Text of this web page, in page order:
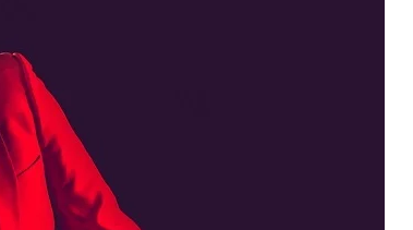
Programas
Noticias
Equipo